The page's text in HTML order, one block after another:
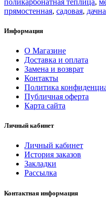
прямостенная, садовая,
Информация
О Магазине
Доставка и оплата
Замена и возврат
Контакты
Политика
Публичная оферта
Карта сайта
Личный кабинет
Личный кабинет
История заказов
Закладки
Рассылка
Контактная информация